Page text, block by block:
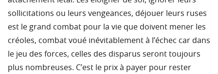
sollicitations ou leurs vengeances, déjouer leurs ruses
est le grand combat pour la vie que doivent mener les
créoles, combat voué inévitablement à l’échec car dans
le jeu des forces, celles des disparus seront toujours
plus nombreuses. C’est le prix à payer pour rester